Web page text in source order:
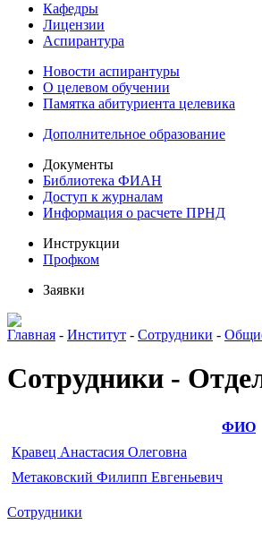
Кафедры
Лицензии
Аспирантура
Новости аспирантуры
О целевом обучении
Памятка абитуриента целевика
Дополнительное образование
Документы
Библиотека ФИАН
Доступ к журналам
Информация о расчете ПРНД
Инструкции
Профком
Заявки
Главная - Институт - Сотрудники -
Сотрудники -
ФИО
Кравец Анастасия Олеговна
Метаковский Филипп Евгеньевич
Сотрудники